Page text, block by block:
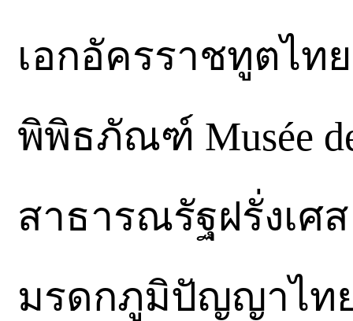
เอกอัครราชทูตไท
พิพิธภัณฑ์ Musée
สาธารณรัฐฝรั่งเศ
มรดกภูมิปัญญาไท